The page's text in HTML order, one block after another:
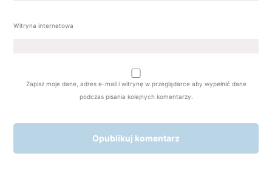
Witryna internetowa
Zapisz moje dane, adres e-mail i witrynę w przeglądarce aby wypełnić dane
podczas pisania kolejnych komentarzy.